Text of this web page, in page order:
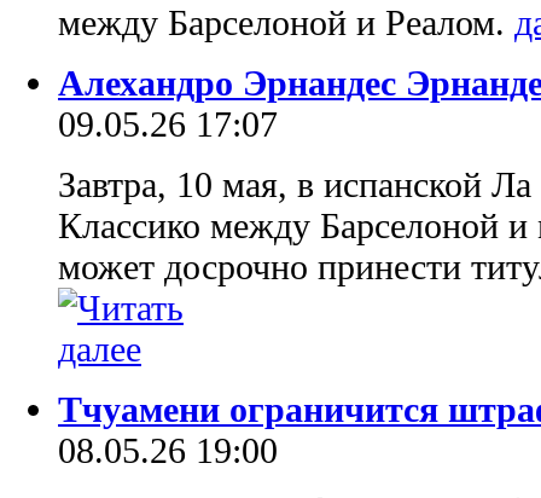
между Барселоной и Реалом.
Алехандро Эрнандес
09.05.26 17:07
Завтра, 10 мая, в испанской
Классико между Барселоной
может досрочно принести
Тчуамени ограничится
08.05.26 19:00